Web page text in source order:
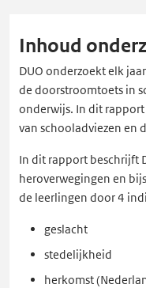
Inhoud
DUO onderzoekt elk
de doorstroomtoets in
onderwijs. In dit
van schooladviezen en
In dit rapport beschrijft
heroverwegingen en
de leerlingen door 4
geslacht
stedelijkheid
herkomst